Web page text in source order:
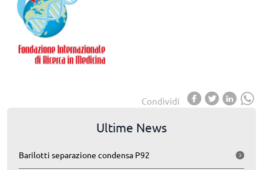
Condividi
Ultime News
Barilotti separazione condensa P92